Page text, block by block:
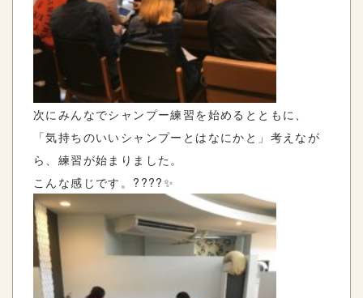
次にみんなでシャンプー練習を始めるとともに、
「気持ちのいいシャンプーとはなにかと」考えなが
ら、練習が始まりました。
こんな感じです。????✨